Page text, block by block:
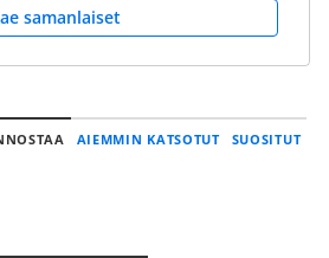
samanlaiset
AIEMMIN KATSOTUT SUOSITUT